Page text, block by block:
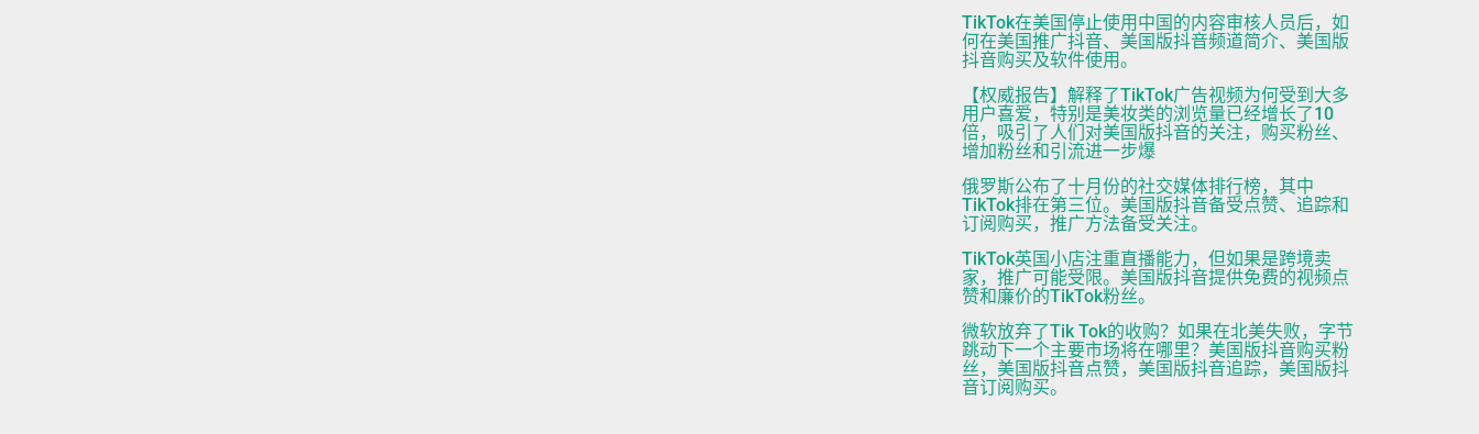
TikTok在美国停止使用中国的内容审核人员后，如
何在美国推广抖音、美国版抖音频道简介、美国版
抖音购买及软件使用。
【权威报告】解释了TikTok广告视频为何受到大多
用户喜爱，特别是美妆类的浏览量已经增长了10
倍，吸引了人们对美国版抖音的关注，购买粉丝、
增加粉丝和引流进一步爆
俄罗斯公布了十月份的社交媒体排行榜，其中
TikTok排在第三位。美国版抖音备受点赞、追踪和
订阅购买，推广方法备受关注。
TikTok英国小店注重直播能力，但如果是跨境卖
家，推广可能受限。美国版抖音提供免费的视频点
赞和廉价的TikTok粉丝。
微软放弃了Tik Tok的收购？如果在北美失败，字节
跳动下一个主要市场将在哪里？美国版抖音购买粉
丝，美国版抖音点赞，美国版抖音追踪，美国版抖
音订阅购买。